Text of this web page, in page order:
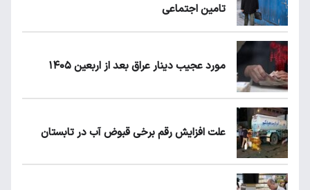
تامین اجتماعی
مورد عجیب دینار عراق بعد از اربعین ۱۴۰۵
علت افزایش رقم برخی قبوض آب در تابستان